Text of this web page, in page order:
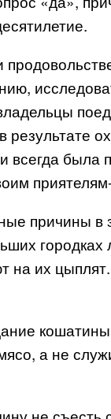
результате
всегда была
причины в
на их
а не